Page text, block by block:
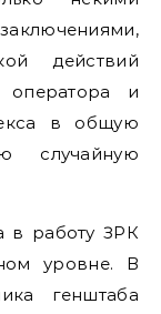
действий
оператора и
в общую
случайную
в работу ЗРК
уровне. В
генштаба